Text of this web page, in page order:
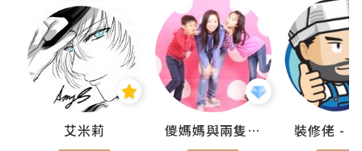
艾米莉 儍媽媽與兩隻小魔怪之家